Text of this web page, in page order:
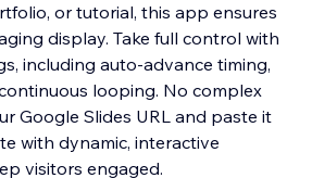
or tutorial, this app ensures
display. Take full control with
including auto-advance timing,
looping. No complex
Google Slides URL and paste it
with dynamic, interactive
visitors engaged.